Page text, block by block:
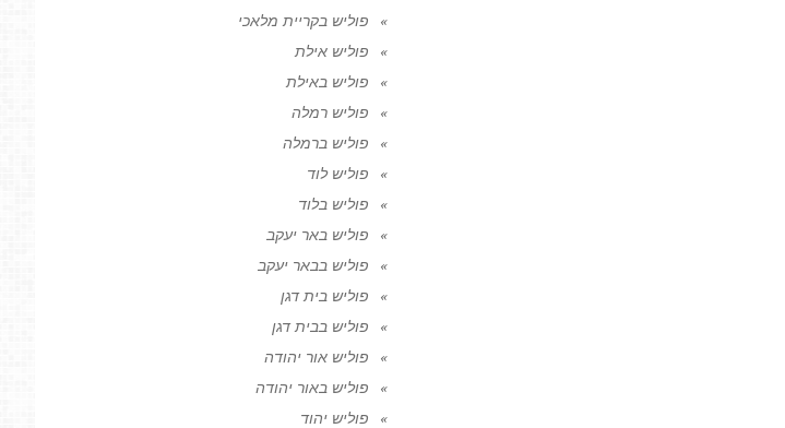
פוליש בקריית מלאכי
פוליש אילת
פוליש באילת
פוליש רמלה
פוליש ברמלה
פוליש לוד
פוליש בלוד
פוליש באר יעקב
פוליש בבאר יעקב
פוליש בית דגן
פוליש בבית דגן
פוליש אור יהודה
פוליש באור יהודה
פוליש יהוד